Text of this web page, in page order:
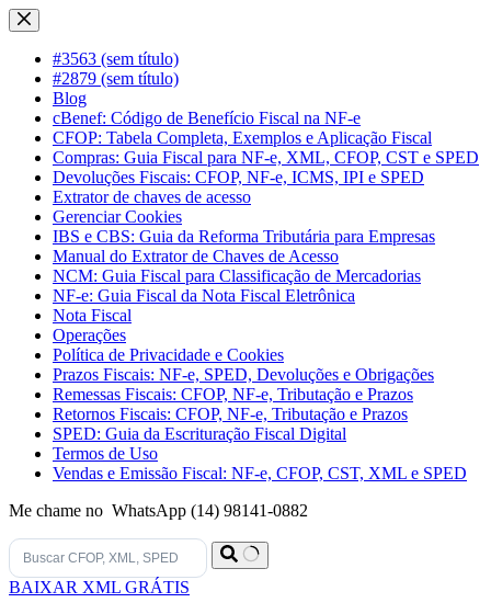
Pular
para
conteúdo
#3563 (sem título)
#2879 (sem título)
Blog
cBenef: Código de Benefício Fiscal na NF-e
CFOP: Tabela Completa, Exemplos e Aplicação Fiscal
Compras: Guia Fiscal para NF-e, XML, CFOP, CST e SPED
Devoluções Fiscais: CFOP, NF-e, ICMS, IPI e SPED
Extrator de chaves de acesso
Gerenciar Cookies
IBS e CBS: Guia da Reforma Tributária para Empresas
Manual do Extrator de Chaves de Acesso
NCM: Guia Fiscal para Classificação de Mercadorias
NF-e: Guia Fiscal da Nota Fiscal Eletrônica
Nota Fiscal
Operações
Política de Privacidade e Cookies
Prazos Fiscais: NF-e, SPED, Devoluções e Obrigações
Remessas Fiscais: CFOP, NF-e, Tributação e Prazos
Retornos Fiscais: CFOP, NF-e, Tributação e Prazos
SPED: Guia da Escrituração Fiscal Digital
Termos de Uso
Vendas e Emissão Fiscal: NF-e, CFOP, CST, XML e SPED
Me chame no WhatsApp (14) 98141-0882
Sem
BAIXAR XML GRÁTIS